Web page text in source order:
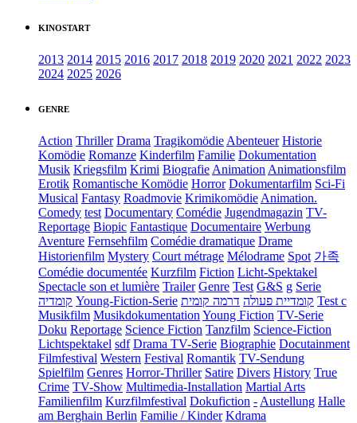
KINOSTART
2013 2014 2015 2016 2017 2018 2019 2020 2021 2022 2023
2024 2025 2026
GENRE
Action Thriller Drama Tragikomödie Abenteuer Historie
Komödie Romanze Kinderfilm Familie Dokumentation
Musik Kriegsfilm Krimi Biografie Animation Animationsfilm
Erotik Romantische Komödie Horror Dokumentarfilm Sci-Fi
Musical Fantasy Roadmovie Krimikomödie Animation.
Comedy test Documentary Comédie Jugendmagazin TV-
Reportage Biopic Fantastique Documentaire Werbung
Aventure Fernsehfilm Comédie dramatique Drame
Historienfilm Mystery Court métrage Mélodrame Spot 가족
Comédie documentée Kurzfilm Fiction Licht-Spektakel
Spectacle son et lumière Trailer Genre Test G&S g Serie
קומדיה Young-Fiction-Serie קומדיית פעולה דרמה קומית
Test c
Musikfilm Musikdokumentation Young Fiction TV-Serie
Doku Reportage Science Fiction Tanzfilm Science-Fiction
Lichtspektakel sdf Drama TV-Serie Biographie Docutainment
Filmfestival Western Festival Romantik TV-Sendung
Spielfilm Genres Horror-Thriller Satire Divers History True
Crime TV-Show Multimedia-Installation Martial Arts
Familienfilm Kurzfilmfestival Dokufiction - Austellung Halle
am Berghain Berlin Familie / Kinder Kdrama